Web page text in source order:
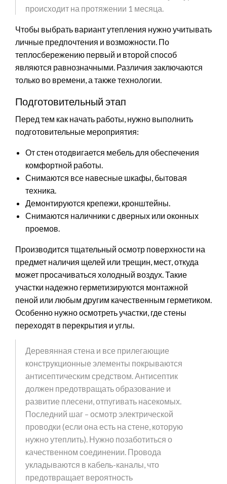
происходит на протяжении 1 месяца.
Чтобы выбрать вариант утепления нужно учитывать
личные предпочтения и возможности. По
теплосбережению первый и второй способ
являются равнозначными. Различия заключаются
только во времени, а также технологии.
Подготовительный этап
Перед тем как начать работы, нужно выполнить
подготовительные мероприятия:
От стен отодвигается мебель для обеспечения
комфортной работы.
Снимаются все навесные шкафы, бытовая
техника.
Демонтируются крепежи, кронштейны.
Снимаются наличники с дверных или оконных
проемов.
Производится тщательный осмотр поверхности на
предмет наличия щелей или трещин, мест, откуда
может просачиваться холодный воздух. Такие
участки надежно герметизируются монтажной
пеной или любым другим качественным герметиком.
Особенно нужно осмотреть участки, где стены
переходят в перекрытия и углы.
Деревянная стена и все прилегающие
конструкционные элементы покрываются
антисептическим средством. Антисептик
должен предотвращать образование и
развитие плесени, отпугивать насекомых.
Последний шаг – осмотр электрической
проводки (если она есть на стене, которую
нужно утеплить). Нужно позаботиться о
качественном соединении. Провода
укладываются в кабель-каналы, что
предотвращает вероятность